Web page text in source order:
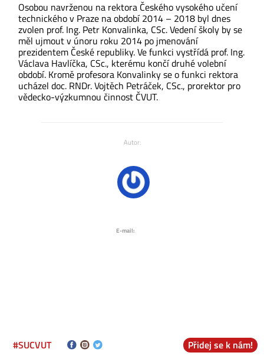
Osobou navrženou na rektora Českého vysokého učení
technického v Praze na období 2014 – 2018 byl dnes
zvolen prof. Ing. Petr Konvalinka, CSc. Vedení školy by se
měl ujmout v únoru roku 2014 po jmenování
prezidentem České republiky. Ve funkci vystřídá prof. Ing.
Václava Havlíčka, CSc., kterému končí druhé volební
období. Kromě profesora Konvalinky se o funkci rektora
ucházel doc. RNDr. Vojtěch Petráček, CSc., prorektor pro
vědecko-výzkumnou činnost ČVUT.
Autor:
E-mail:
#SUCVUT Přidej se k nám!